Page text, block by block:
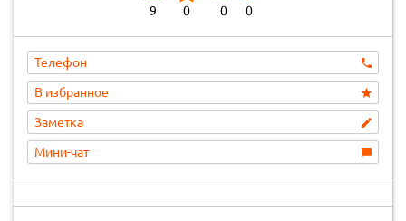
9 0 0 0
Телефон
В избранное
Заметка
Мини-чат